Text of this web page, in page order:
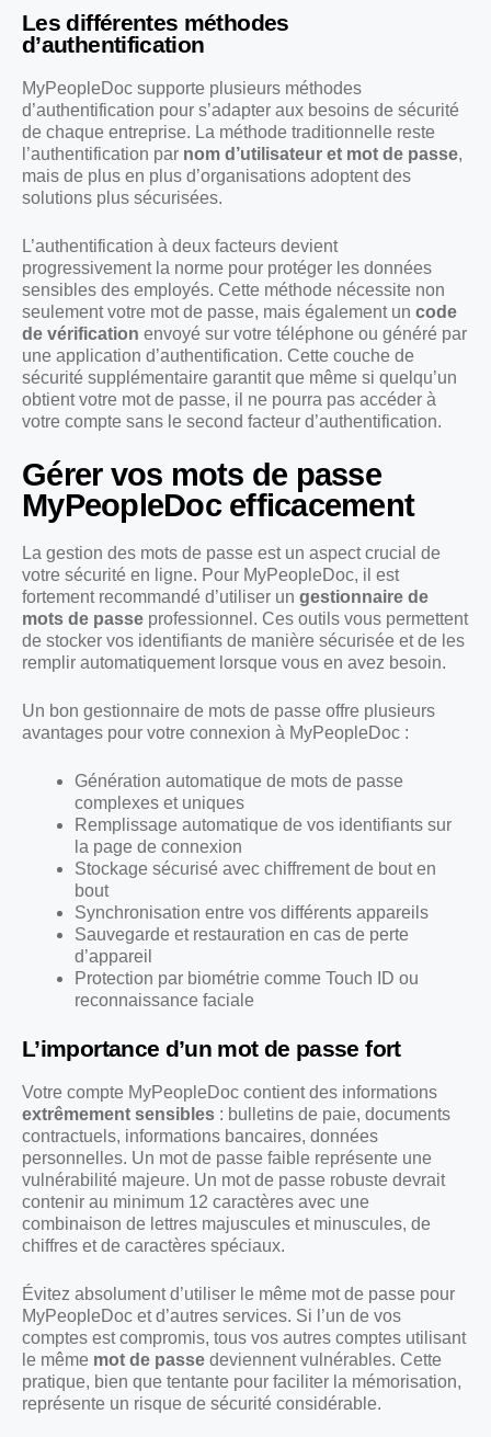
Les différentes méthodes
d’authentification
MyPeopleDoc supporte plusieurs méthodes
d’authentification pour s’adapter aux besoins de sécurité
de chaque entreprise. La méthode traditionnelle reste
l’authentification par nom d’utilisateur et mot de passe,
mais de plus en plus d’organisations adoptent des
solutions plus sécurisées.
L’authentification à deux facteurs devient
progressivement la norme pour protéger les données
sensibles des employés. Cette méthode nécessite non
seulement votre mot de passe, mais également un code
de vérification envoyé sur votre téléphone ou généré par
une application d’authentification. Cette couche de
sécurité supplémentaire garantit que même si quelqu’un
obtient votre mot de passe, il ne pourra pas accéder à
votre compte sans le second facteur d’authentification.
Gérer vos mots de passe
MyPeopleDoc efficacement
La gestion des mots de passe est un aspect crucial de
votre sécurité en ligne. Pour MyPeopleDoc, il est
fortement recommandé d’utiliser un gestionnaire de
mots de passe professionnel. Ces outils vous permettent
de stocker vos identifiants de manière sécurisée et de les
remplir automatiquement lorsque vous en avez besoin.
Un bon gestionnaire de mots de passe offre plusieurs
avantages pour votre connexion à MyPeopleDoc :
Génération automatique de mots de passe
complexes et uniques
Remplissage automatique de vos identifiants sur
la page de connexion
Stockage sécurisé avec chiffrement de bout en
bout
Synchronisation entre vos différents appareils
Sauvegarde et restauration en cas de perte
d’appareil
Protection par biométrie comme Touch ID ou
reconnaissance faciale
L’importance d’un mot de passe fort
Votre compte MyPeopleDoc contient des informations
extrêmement sensibles : bulletins de paie, documents
contractuels, informations bancaires, données
personnelles. Un mot de passe faible représente une
vulnérabilité majeure. Un mot de passe robuste devrait
contenir au minimum 12 caractères avec une
combinaison de lettres majuscules et minuscules, de
chiffres et de caractères spéciaux.
Évitez absolument d’utiliser le même mot de passe pour
MyPeopleDoc et d’autres services. Si l’un de vos
comptes est compromis, tous vos autres comptes utilisant
le même mot de passe deviennent vulnérables. Cette
pratique, bien que tentante pour faciliter la mémorisation,
représente un risque de sécurité considérable.